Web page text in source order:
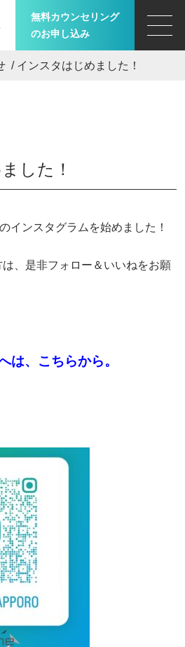
無料カウンセリング
のお申し込み
/ インスタはじめました！
した！
インスタグラムを始めました！
、是非フォロー＆いいねをお願
は、こちらから。